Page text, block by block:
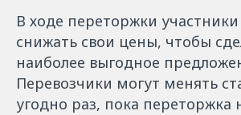
В ходе переторжки участники
снижать свои цены, чтобы
наиболее выгодное
Перевозчики могут менять
угодно раз, пока переторжка